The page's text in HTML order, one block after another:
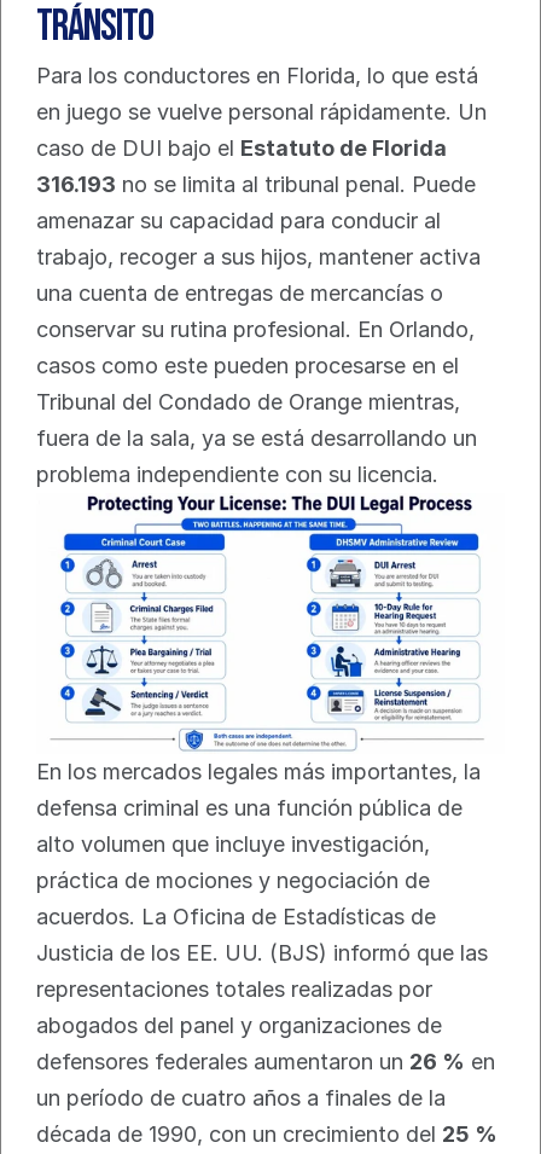
tránsito
Para los conductores en Florida, lo que está
en juego se vuelve personal rápidamente. Un
caso de DUI bajo el Estatuto de Florida
316.193 no se limita al tribunal penal. Puede
amenazar su capacidad para conducir al
trabajo, recoger a sus hijos, mantener activa
una cuenta de entregas de mercancías o
conservar su rutina profesional. En Orlando,
casos como este pueden procesarse en el
Tribunal del Condado de Orange mientras,
fuera de la sala, ya se está desarrollando un
problema independiente con su licencia.
En los mercados legales más importantes, la
defensa criminal es una función pública de
alto volumen que incluye investigación,
práctica de mociones y negociación de
acuerdos. La Oficina de Estadísticas de
Justicia de los EE. UU. (BJS) informó que las
representaciones totales realizadas por
abogados del panel y organizaciones de
defensores federales aumentaron un 26 % en
un período de cuatro años a finales de la
década de 1990, con un crecimiento del 25 %